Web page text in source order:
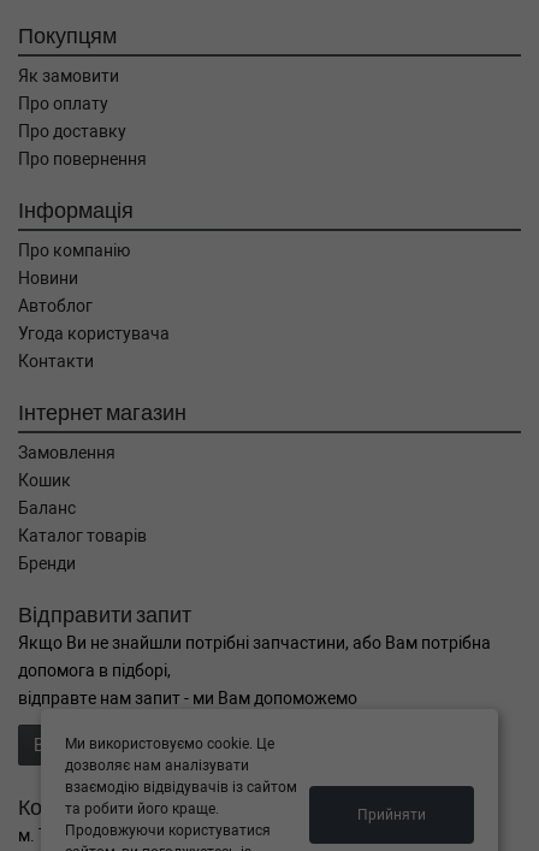
Покупцям
Як замовити
Про оплату
Про доставку
Про повернення
Інформація
Про компанію
Новини
Автоблог
Угода користувача
Контакти
Інтернет магазин
Замовлення
Кошик
Баланс
Каталог товарів
Бренди
Відправити запит
Якщо Ви не знайшли потрібні запчастини, або Вам потрібна
допомога в підборі,
відправте нам запит - ми Вам допоможемо
Відправити запит продавцю
Контакти
м. Тернопіль вул. Микулинецька 106а
Ми використовуємо cookie. Це
дозволяє нам аналізувати
взаємодію відвідувачів із сайтом
та робити його краще.
Продовжуючи користуватися
Прийняти